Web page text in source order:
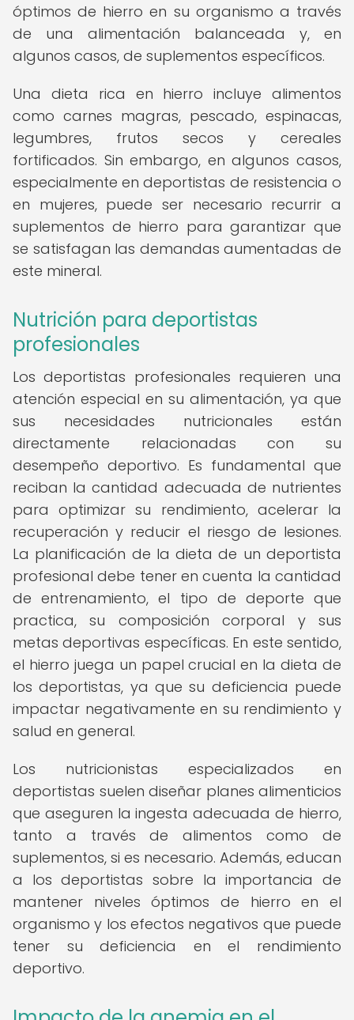
óptimos de hierro en su organismo a través
de una alimentación balanceada y, en
algunos casos, de suplementos específicos.
Una dieta rica en hierro incluye alimentos
como carnes magras, pescado, espinacas,
legumbres, frutos secos y cereales
fortificados. Sin embargo, en algunos casos,
especialmente en deportistas de resistencia o
en mujeres, puede ser necesario recurrir a
suplementos de hierro para garantizar que
se satisfagan las demandas aumentadas de
este mineral.
Nutrición para deportistas
profesionales
Los deportistas profesionales requieren una
atención especial en su alimentación, ya que
sus necesidades nutricionales están
directamente relacionadas con su
desempeño deportivo. Es fundamental que
reciban la cantidad adecuada de nutrientes
para optimizar su rendimiento, acelerar la
recuperación y reducir el riesgo de lesiones.
La planificación de la dieta de un deportista
profesional debe tener en cuenta la cantidad
de entrenamiento, el tipo de deporte que
practica, su composición corporal y sus
metas deportivas específicas. En este sentido,
el hierro juega un papel crucial en la dieta de
los deportistas, ya que su deficiencia puede
impactar negativamente en su rendimiento y
salud en general.
Los nutricionistas especializados en
deportistas suelen diseñar planes alimenticios
que aseguren la ingesta adecuada de hierro,
tanto a través de alimentos como de
suplementos, si es necesario. Además, educan
a los deportistas sobre la importancia de
mantener niveles óptimos de hierro en el
organismo y los efectos negativos que puede
tener su deficiencia en el rendimiento
deportivo.